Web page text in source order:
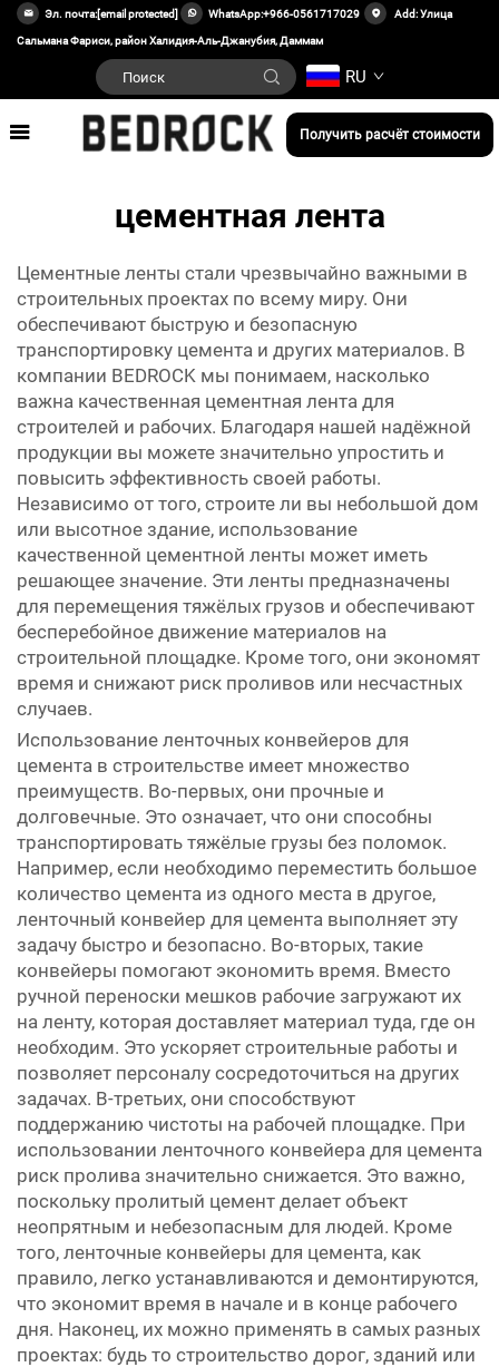
Эл. почта:[email protected] WhatsApp:+966-0561717029 Add: Улица
Сальмана Фариси, район Халидия-Аль-Джанубия, Даммам
RU
Получить расчёт стоимости
цементная лента
Цементные ленты стали чрезвычайно важными в
строительных проектах по всему миру. Они
обеспечивают быструю и безопасную
транспортировку цемента и других материалов. В
компании BEDROCK мы понимаем, насколько
важна качественная цементная лента для
строителей и рабочих. Благодаря нашей надёжной
продукции вы можете значительно упростить и
повысить эффективность своей работы.
Независимо от того, строите ли вы небольшой дом
или высотное здание, использование
качественной цементной ленты может иметь
решающее значение. Эти ленты предназначены
для перемещения тяжёлых грузов и обеспечивают
бесперебойное движение материалов на
строительной площадке. Кроме того, они экономят
время и снижают риск проливов или несчастных
случаев.
Использование ленточных конвейеров для
цемента в строительстве имеет множество
преимуществ. Во-первых, они прочные и
долговечные. Это означает, что они способны
транспортировать тяжёлые грузы без поломок.
Например, если необходимо переместить большое
количество цемента из одного места в другое,
ленточный конвейер для цемента выполняет эту
задачу быстро и безопасно. Во-вторых, такие
конвейеры помогают экономить время. Вместо
ручной переноски мешков рабочие загружают их
на ленту, которая доставляет материал туда, где он
необходим. Это ускоряет строительные работы и
позволяет персоналу сосредоточиться на других
задачах. В-третьих, они способствуют
поддержанию чистоты на рабочей площадке. При
использовании ленточного конвейера для цемента
риск пролива значительно снижается. Это важно,
поскольку пролитый цемент делает объект
неопрятным и небезопасным для людей. Кроме
того, ленточные конвейеры для цемента, как
правило, легко устанавливаются и демонтируются,
что экономит время в начале и в конце рабочего
дня. Наконец, их можно применять в самых разных
проектах: будь то строительство дорог, зданий или